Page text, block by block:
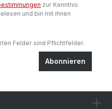
zur Kenntnis
und bin mit ihnen
Felder sind Pflichtfelder.
Abonnieren